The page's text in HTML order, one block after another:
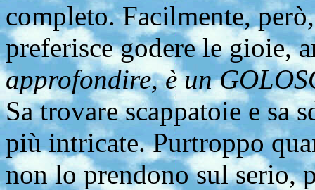
completo. Facilmente,
preferisce godere le gioie,
approfondire, è un
Sa trovare scappatoie e sa
più intricate. Purtroppo
non lo prendono sul serio,